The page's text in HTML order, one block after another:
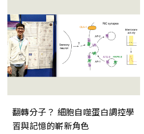
翻轉分子？ 細胞自噬蛋白調控學
習與記憶的嶄新角色